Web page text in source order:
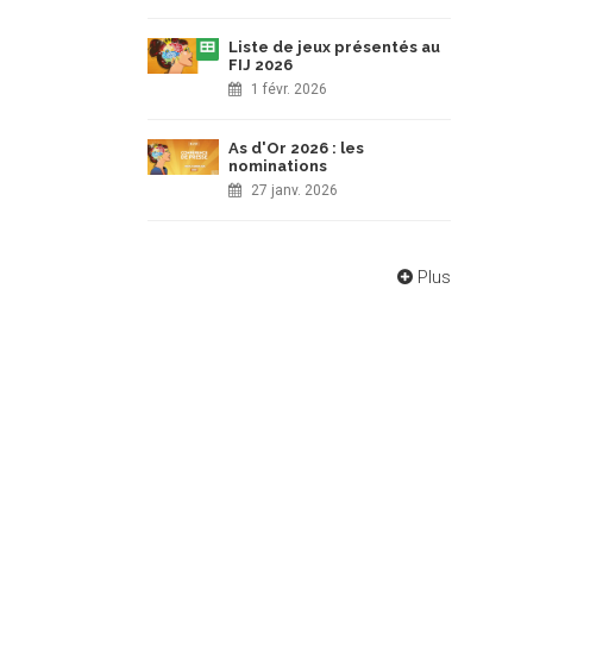
Liste de jeux présentés au
FIJ 2026
1 févr. 2026
As d'Or 2026 : les
nominations
27 janv. 2026
Plus